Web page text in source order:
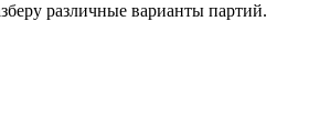
различные варианты партий.